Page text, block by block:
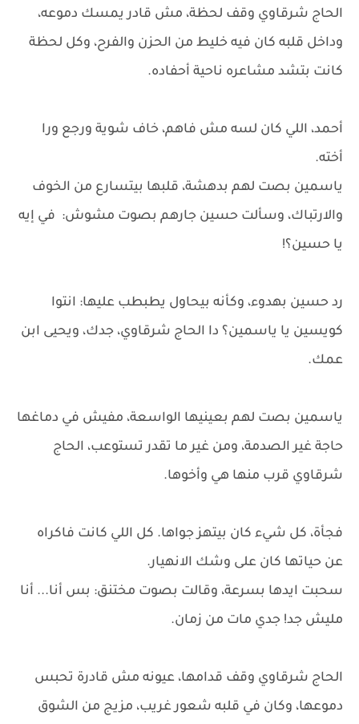
الحاج شرقاوي وقف لحظة، مش قادر يمسك دموعه،
وداخل قلبه كان فيه خليط من الحزن والفرح، وكل لحظة
كانت بتشد مشاعره ناحية أحفاده.
أحمد، اللي كان لسه مش فاهم، خاف شوية ورجع ورا
أخته.
ياسمين بصت لهم بدهشة، قلبها بيتسارع من الخوف
والارتباك، وسألت حسين جارهم بصوت مشوش: في إيه
يا حسين؟!
رد حسين بهدوء، وكأنه بيحاول يطبطب عليها: انتوا
كويسين يا ياسمين؟ دا الحاج شرقاوي، جدك، ويحيى ابن
عمك.
ياسمين بصت لهم بعينيها الواسعة، مفيش في دماغها
حاجة غير الصدمة، ومن غير ما تقدر تستوعب، الحاج
شرقاوي قرب منها هي وأخوها.
فجأة، كل شيء كان بيتهز جواها. كل اللي كانت فاكراه
عن حياتها كان على وشك الانهيار.
سحبت ايدها بسرعة، وقالت بصوت مختنق: بس أنا... أنا
مليش جد! جدي مات من زمان.
الحاج شرقاوي وقف قدامها، عيونه مش قادرة تحبس
دموعها، وكان في قلبه شعور غريب، مزيج من الشوق